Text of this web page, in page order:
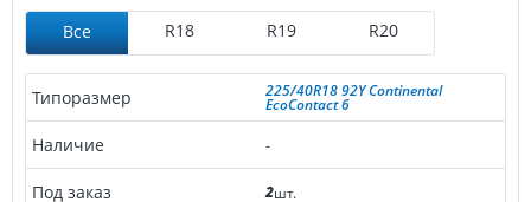
Все R18 R19 R20
225/40R18 92Y Continental
EcoContact 6
-
2шт.